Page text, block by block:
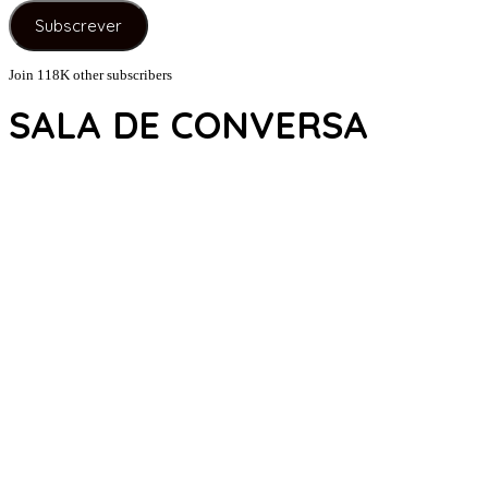
e-
mail
Subscrever
Join 118K other subscribers
SALA DE CONVERSA